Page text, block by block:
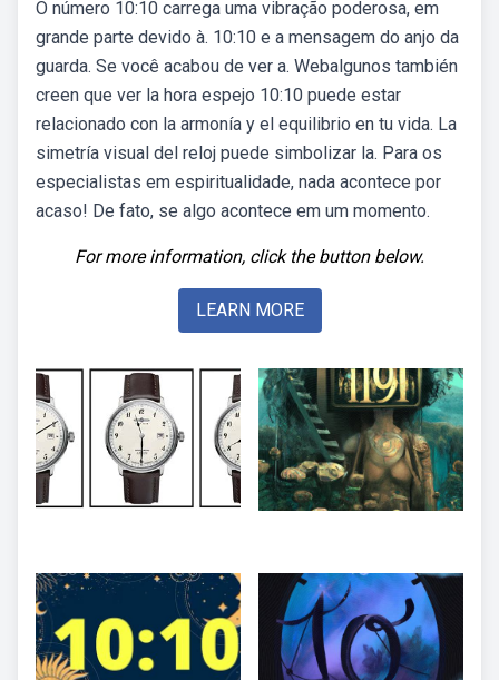
O número 10:10 carrega uma vibração poderosa, em
grande parte devido à. 10:10 e a mensagem do anjo da
guarda. Se você acabou de ver a. Webalgunos también
creen que ver la hora espejo 10:10 puede estar
relacionado con la armonía y el equilibrio en tu vida. La
simetría visual del reloj puede simbolizar la. Para os
especialistas em espiritualidade, nada acontece por
acaso! De fato, se algo acontece em um momento.
For more information, click the button below.
LEARN MORE